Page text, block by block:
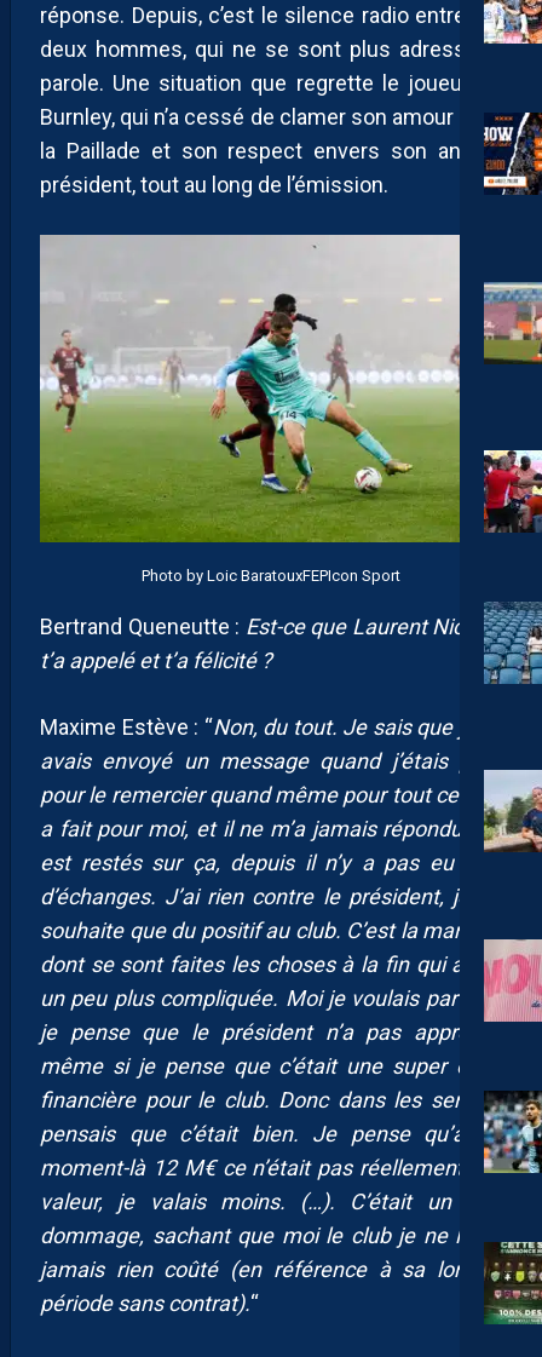
réponse. Depuis, c’est le silence radio entre les
deux hommes, qui ne se sont plus adressé la
parole. Une situation que regrette le joueur de
Burnley, qui n’a cessé de clamer son amour pour
la Paillade et son respect envers son ancien
président, tout au long de l’émission.
Photo by Loic BaratouxFEPIcon Sport
Bertrand Queneutte : Est-ce que Laurent Nicollin
t’a appelé et t’a félicité ?
Maxime Estève : “Non, du tout. Je sais que je lui
avais envoyé un message quand j’étais parti
pour le remercier quand même pour tout ce qu’il
a fait pour moi, et il ne m’a jamais répondu. On
est restés sur ça, depuis il n’y a pas eu trop
d’échanges. J’ai rien contre le président, je ne
souhaite que du positif au club. C’est la manière
dont se sont faites les choses à la fin qui a été
un peu plus compliquée. Moi je voulais partir et
je pense que le président n’a pas apprécié,
même si je pense que c’était une super offre
financière pour le club. Donc dans les sens je
pensais que c’était bien. Je pense qu’à ce
moment-là 12 M€ ce n’était pas réellement ma
valeur, je valais moins. (…). C’était un peu
dommage, sachant que moi le club je ne lui ai
jamais rien coûté (en référence à sa longue
période sans contrat).“